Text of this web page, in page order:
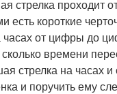
стрелка проходит
есть короткие
часах от цифры до
времени
стрелка на часах и
и поручить ему